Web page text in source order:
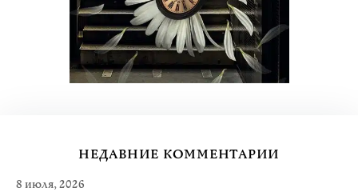
НЕДАВНИЕ КОММЕНТАРИИ
8 июля, 2026